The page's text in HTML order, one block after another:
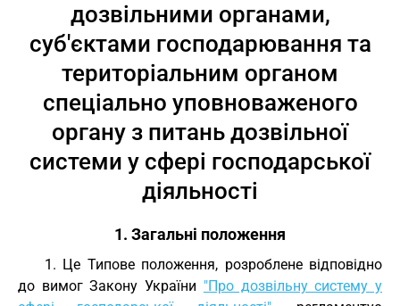
дозвільними органами,
суб'єктами господарювання та
територіальним органом
спеціально уповноваженого
органу з питань дозвільної
системи у сфері господарської
діяльності
1. Загальні положення
1. Це Типове положення, розроблене відповідно
до вимог Закону України "Про дозвільну систему у